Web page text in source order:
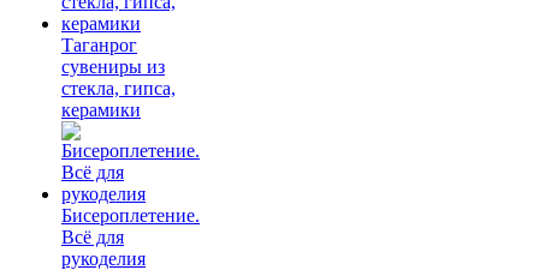
Таганрог
сувениры из
стекла, гипса,
керамики
Бисероплетение.
Всё для
рукоделия